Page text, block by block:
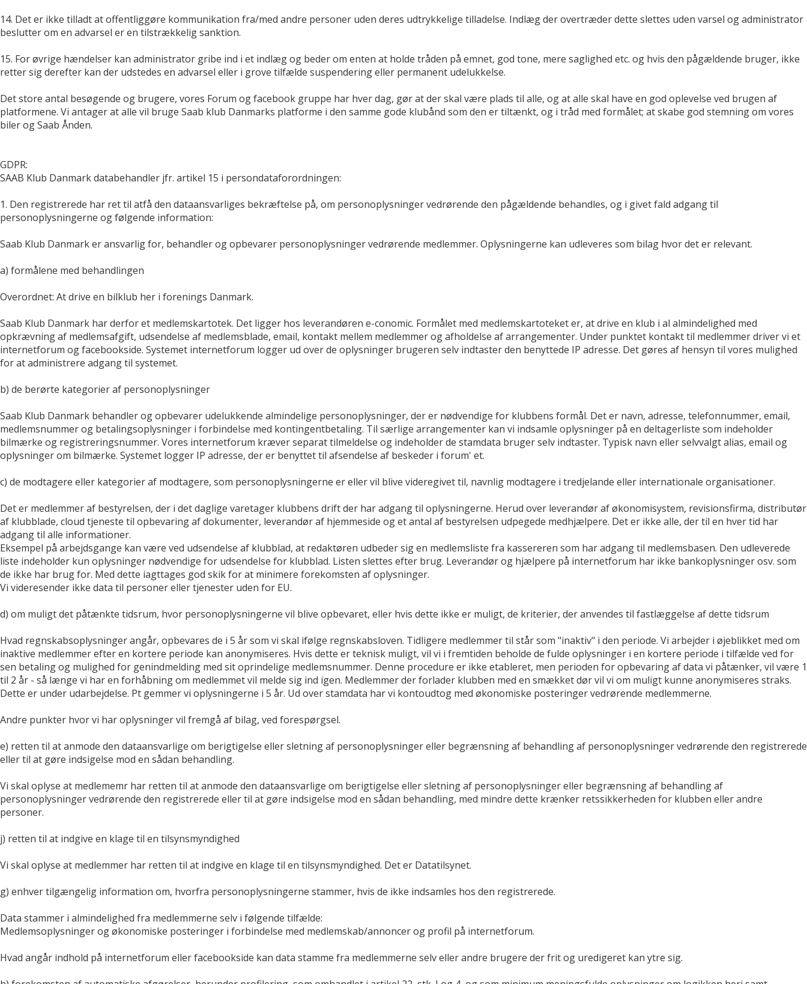
14. Det er ikke tilladt at offentliggøre kommunikation fra/med andre personer uden deres udtrykkelige tilladelse. Indlæg der overtræder dette slettes uden varsel og administrator
beslutter om en advarsel er en tilstrækkelig sanktion.
15. For øvrige hændelser kan administrator gribe ind i et indlæg og beder om enten at holde tråden på emnet, god tone, mere saglighed etc. og hvis den pågældende bruger, ikke
retter sig derefter kan der udstedes en advarsel eller i grove tilfælde suspendering eller permanent udelukkelse.
Det store antal besøgende og brugere, vores Forum og facebook gruppe har hver dag, gør at der skal være plads til alle, og at alle skal have en god oplevelse ved brugen af
platformene. Vi antager at alle vil bruge Saab klub Danmarks platforme i den samme gode klubånd som den er tiltænkt, og i tråd med formålet; at skabe god stemning om vores
biler og Saab Ånden.
GDPR:
SAAB Klub Danmark databehandler jfr. artikel 15 i persondataforordningen:
1. Den registrerede har ret til atfå den dataansvarliges bekræftelse på, om personoplysninger vedrørende den pågældende behandles, og i givet fald adgang til
personoplysningerne og følgende information:
Saab Klub Danmark er ansvarlig for, behandler og opbevarer personoplysninger vedrørende medlemmer. Oplysningerne kan udleveres som bilag hvor det er relevant.
a) formålene med behandlingen
Overordnet: At drive en bilklub her i forenings Danmark.
Saab Klub Danmark har derfor et medlemskartotek. Det ligger hos leverandøren e-conomic. Formålet med medlemskartoteket er, at drive en klub i al almindelighed med
opkrævning af medlemsafgift, udsendelse af medlemsblade, email, kontakt mellem medlemmer og afholdelse af arrangementer. Under punktet kontakt til medlemmer driver vi et
internetforum og facebookside. Systemet internetforum logger ud over de oplysninger brugeren selv indtaster den benyttede IP adresse. Det gøres af hensyn til vores mulighed
for at administrere adgang til systemet.
b) de berørte kategorier af personoplysninger
Saab Klub Danmark behandler og opbevarer udelukkende almindelige personoplysninger, der er nødvendige for klubbens formål. Det er navn, adresse, telefonnummer, email,
medlemsnummer og betalingsoplysninger i forbindelse med kontingentbetaling. Til særlige arrangementer kan vi indsamle oplysninger på en deltagerliste som indeholder
bilmærke og registreringsnummer. Vores internetforum kræver separat tilmeldelse og indeholder de stamdata bruger selv indtaster. Typisk navn eller selvvalgt alias, email og
oplysninger om bilmærke. Systemet logger IP adresse, der er benyttet til afsendelse af beskeder i forum' et.
c) de modtagere eller kategorier af modtagere, som personoplysningerne er eller vil blive videregivet til, navnlig modtagere i tredjelande eller internationale organisationer.
Det er medlemmer af bestyrelsen, der i det daglige varetager klubbens drift der har adgang til oplysningerne. Herud over leverandør af økonomisystem, revisionsfirma, distributør
af klubblade, cloud tjeneste til opbevaring af dokumenter, leverandør af hjemmeside og et antal af bestyrelsen udpegede medhjælpere. Det er ikke alle, der til en hver tid har
adgang til alle informationer.
Eksempel på arbejdsgange kan være ved udsendelse af klubblad, at redaktøren udbeder sig en medlemsliste fra kassereren som har adgang til medlemsbasen. Den udleverede
liste indeholder kun oplysninger nødvendige for udsendelse for klubblad. Listen slettes efter brug. Leverandør og hjælpere på internetforum har ikke bankoplysninger osv. som
de ikke har brug for. Med dette iagttages god skik for at minimere forekomsten af oplysninger.
Vi videresender ikke data til personer eller tjenester uden for EU.
d) om muligt det påtænkte tidsrum, hvor personoplysningerne vil blive opbevaret, eller hvis dette ikke er muligt, de kriterier, der anvendes til fastlæggelse af dette tidsrum
Hvad regnskabsoplysninger angår, opbevares de i 5 år som vi skal ifølge regnskabsloven. Tidligere medlemmer til står som "inaktiv" i den periode. Vi arbejder i øjeblikket med om
inaktive medlemmer efter en kortere periode kan anonymiseres. Hvis dette er teknisk muligt, vil vi i fremtiden beholde de fulde oplysninger i en kortere periode i tilfælde ved for
sen betaling og mulighed for genindmelding med sit oprindelige medlemsnummer. Denne procedure er ikke etableret, men perioden for opbevaring af data vi påtænker, vil være 1
til 2 år - så længe vi har en forhåbning om medlemmet vil melde sig ind igen. Medlemmer der forlader klubben med en smækket dør vil vi om muligt kunne anonymiseres straks.
Dette er under udarbejdelse. Pt gemmer vi oplysningerne i 5 år. Ud over stamdata har vi kontoudtog med økonomiske posteringer vedrørende medlemmerne.
Andre punkter hvor vi har oplysninger vil fremgå af bilag, ved forespørgsel.
e) retten til at anmode den dataansvarlige om berigtigelse eller sletning af personoplysninger eller begrænsning af behandling af personoplysninger vedrørende den registrerede
eller til at gøre indsigelse mod en sådan behandling.
Vi skal oplyse at medlememr har retten til at anmode den dataansvarlige om berigtigelse eller sletning af personoplysninger eller begrænsning af behandling af
personoplysninger vedrørende den registrerede eller til at gøre indsigelse mod en sådan behandling, med mindre dette krænker retssikkerheden for klubben eller andre
personer.
j) retten til at indgive en klage til en tilsynsmyndighed
Vi skal oplyse at medlemmer har retten til at indgive en klage til en tilsynsmyndighed. Det er Datatilsynet.
g) enhver tilgængelig information om, hvorfra personoplysningerne stammer, hvis de ikke indsamles hos den registrerede.
Data stammer i almindelighed fra medlemmerne selv i følgende tilfælde:
Medlemsoplysninger og økonomiske posteringer i forbindelse med medlemskab/annoncer og profil på internetforum.
Hvad angår indhold på internetforum eller facebookside kan data stamme fra medlemmerne selv eller andre brugere der frit og uredigeret kan ytre sig.